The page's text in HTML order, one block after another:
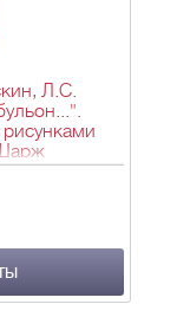
Л.С.
27х19, 13х10